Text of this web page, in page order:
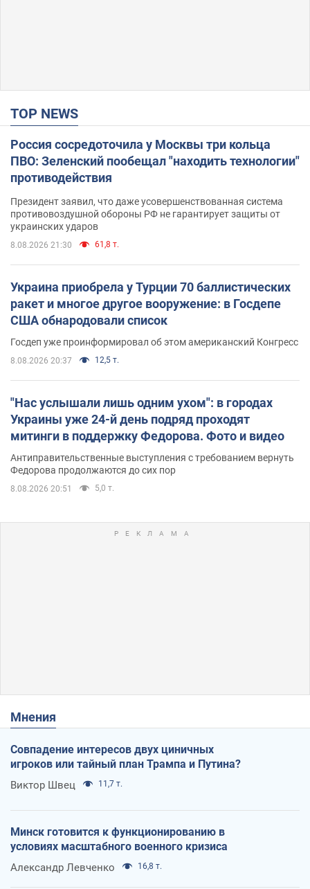
TOP NEWS
Россия сосредоточила у Москвы три кольца
ПВО: Зеленский пообещал "находить технологии"
противодействия
Президент заявил, что даже усовершенствованная система
противовоздушной обороны РФ не гарантирует защиты от
украинских ударов
8.08.2026 21:30 61,8 т.
Украина приобрела у Турции 70 баллистических
ракет и многое другое вооружение: в Госдепе
США обнародовали список
Госдеп уже проинформировал об этом американский Конгресс
8.08.2026 20:37 12,5 т.
"Нас услышали лишь одним ухом": в городах
Украины уже 24-й день подряд проходят
митинги в поддержку Федорова. Фото и видео
Антиправительственные выступления с требованием вернуть
Федорова продолжаются до сих пор
8.08.2026 20:51 5,0 т.
Мнения
Совпадение интересов двух циничных
игроков или тайный план Трампа и Путина?
Виктор Швец 11,7 т.
Минск готовится к функционированию в
условиях масштабного военного кризиса
Александр Левченко 16,8 т.